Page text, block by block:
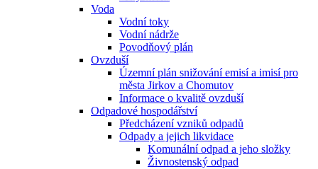
Voda
Vodní toky
Vodní nádrže
Povodňový plán
Ovzduší
Územní plán snižování emisí a imisí pro
města Jirkov a Chomutov
Informace o kvalitě ovzduší
Odpadové hospodářství
Předcházení vzniků odpadů
Odpady a jejich likvidace
Komunální odpad a jeho složky
Živnostenský odpad